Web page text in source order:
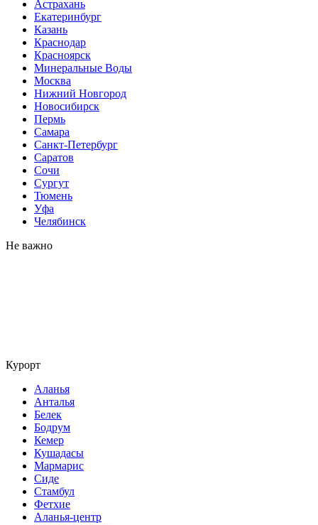
Астрахань
Екатеринбург
Казань
Краснодар
Красноярск
Минеральные Воды
Москва
Нижний Новгород
Новосибирск
Пермь
Самара
Санкт-Петербург
Саратов
Сочи
Сургут
Тюмень
Уфа
Челябинск
Не важно
Курорт
Аланья
Анталья
Белек
Бодрум
Кемер
Кушадасы
Мармарис
Сиде
Стамбул
Фетхие
Аланья-центр